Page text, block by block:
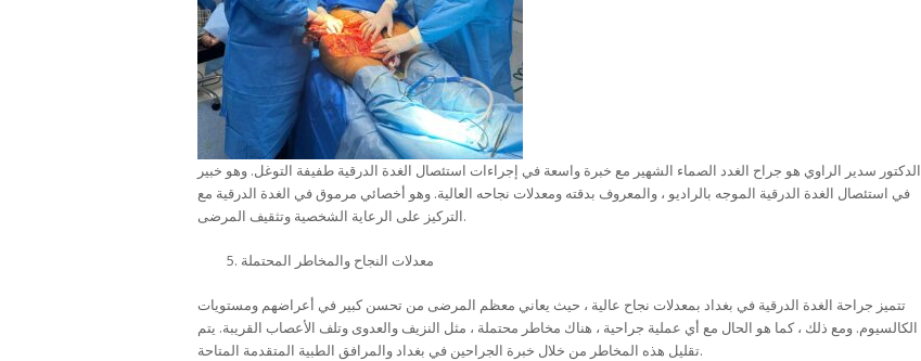
الدكتور سدير الراوي هو جراح الغدد الصماء الشهير مع خبرة واسعة في إجراءات استئصال الغدة الدرقية طفيفة التوغل. وهو خبير
في استئصال الغدة الدرقية الموجه بالراديو ، والمعروف بدقته ومعدلات نجاحه العالية. وهو أخصائي مرموق في الغدة الدرقية مع
التركيز على الرعاية الشخصية وتثقيف المرضى.
معدلات النجاح والمخاطر المحتملة
تتميز جراحة الغدة الدرقية في بغداد بمعدلات نجاح عالية ، حيث يعاني معظم المرضى من تحسن كبير في أعراضهم ومستويات
الكالسيوم. ومع ذلك ، كما هو الحال مع أي عملية جراحية ، هناك مخاطر محتملة ، مثل النزيف والعدوى وتلف الأعصاب القريبة. يتم
تقليل هذه المخاطر من خلال خبرة الجراحين في بغداد والمرافق الطبية المتقدمة المتاحة.